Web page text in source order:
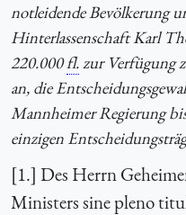
notleidende Bevölkerung
Hinterlassenschaft Karl
220.000fl.zur Verfügung
an, die
Mannheimer Regierung
einzigen
[1.] Des Herrn
Ministers sine pleno